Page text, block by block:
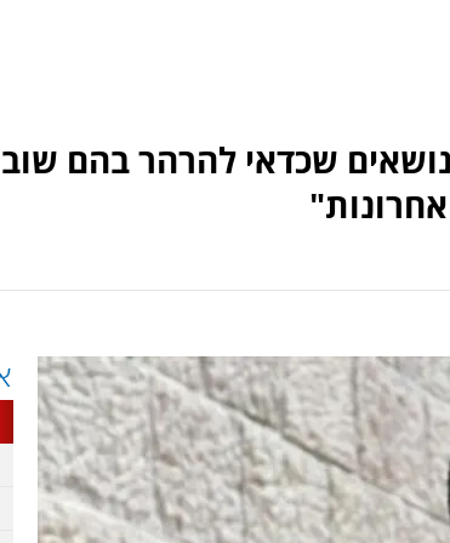
שכדאי להרהר בהם